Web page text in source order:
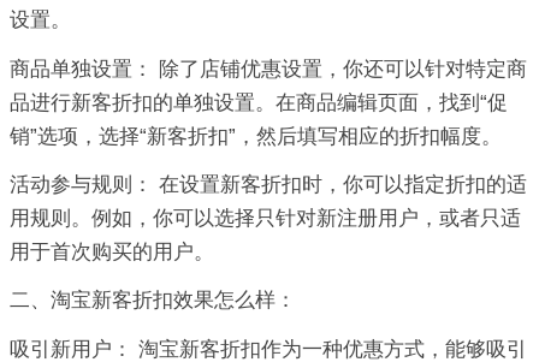
设置。
商品单独设置： 除了店铺优惠设置，你还可以针对特定商
品进行新客折扣的单独设置。在商品编辑页面，找到“促
销”选项，选择“新客折扣”，然后填写相应的折扣幅度。
活动参与规则： 在设置新客折扣时，你可以指定折扣的适
用规则。例如，你可以选择只针对新注册用户，或者只适
用于首次购买的用户。
二、淘宝新客折扣效果怎么样：
吸引新用户： 淘宝新客折扣作为一种优惠方式，能够吸引